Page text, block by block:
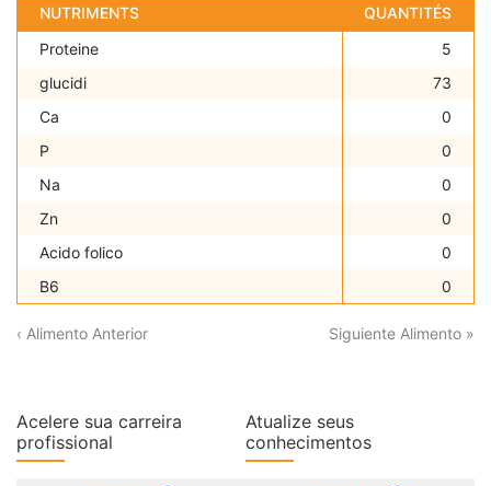
NUTRIMENTS
QUANTITÉS
Proteine
5
glucidi
73
Ca
0
P
0
Na
0
Zn
0
Acido folico
0
B6
0
‹ Alimento Anterior Siguiente Alimento »
Acelere sua carreira
profissional
Atualize seus
conhecimentos